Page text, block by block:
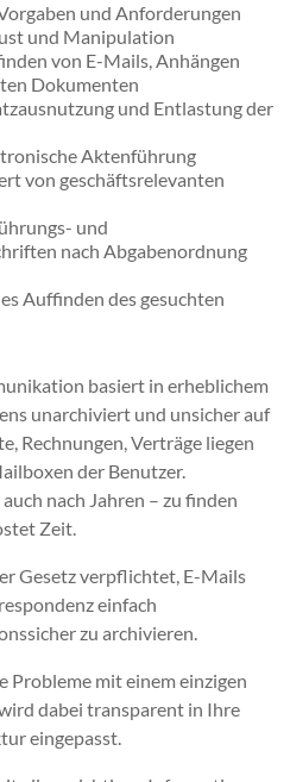
und Anforderungen
und Manipulation
von E-Mails, Anhängen
Dokumenten
und Entlastung der
Aktenführung
von geschäftsrelevanten
und
nach Abgabenordnung
Auffinden des gesuchten
basiert in erheblichem
unarchiviert und unsicher auf
Rechnungen, Verträge liegen
der Benutzer.
nach Jahren – zu finden
Zeit.
Gesetz verpflichtet, E-Mails
einfach
zu archivieren.
Probleme mit einem einzigen
dabei transparent in Ihre
eingepasst.